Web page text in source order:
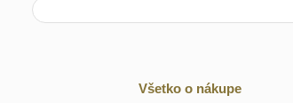
Všetko o nákupe